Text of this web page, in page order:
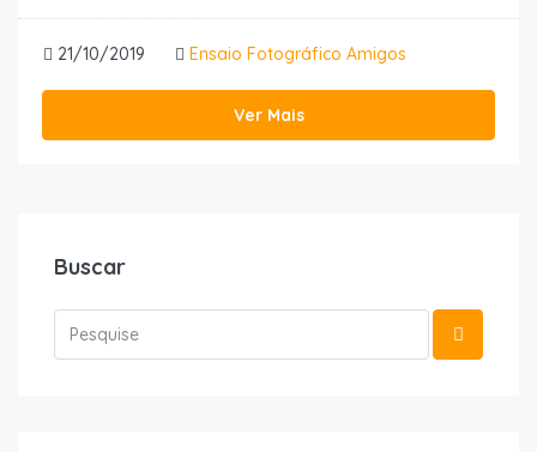
21/10/2019 Ensaio Fotográfico Amigos
Ver Mais
Buscar